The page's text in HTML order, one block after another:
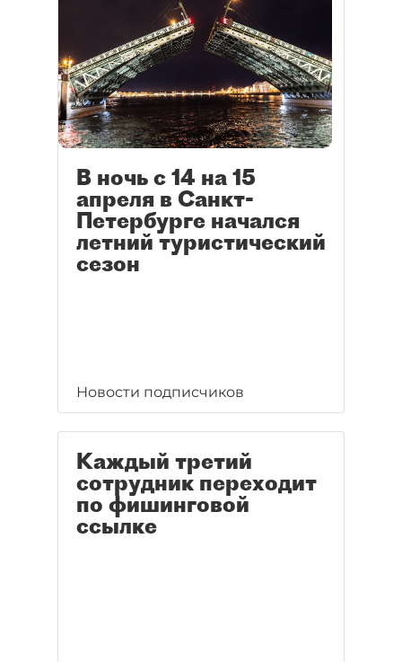
В ночь с 14 на 15
апреля в Санкт-
Петербурге начался
летний туристический
сезон
Новости подписчиков
Каждый третий
сотрудник переходит
по фишинговой
ссылке